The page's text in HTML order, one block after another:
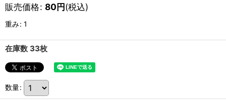
販売価格: 80円(税込)
重み: 1
在庫数 33枚
数量: